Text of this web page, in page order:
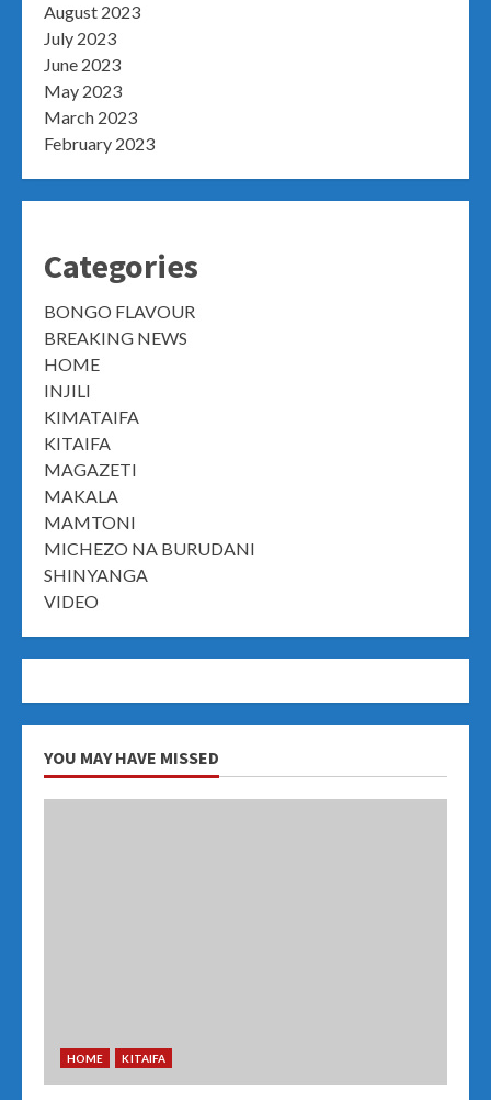
August 2023
July 2023
June 2023
May 2023
March 2023
February 2023
Categories
BONGO FLAVOUR
BREAKING NEWS
HOME
INJILI
KIMATAIFA
KITAIFA
MAGAZETI
MAKALA
MAMTONI
MICHEZO NA BURUDANI
SHINYANGA
VIDEO
YOU MAY HAVE MISSED
HOME KITAIFA